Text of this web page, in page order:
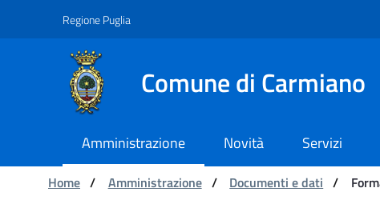
Navigazione
Salta al contenuto
Regione Puglia
Comune di Carmiano
Amministrazione Novità Servizi
Ti trovi in:
Home / Amministrazione / Documenti e dati /